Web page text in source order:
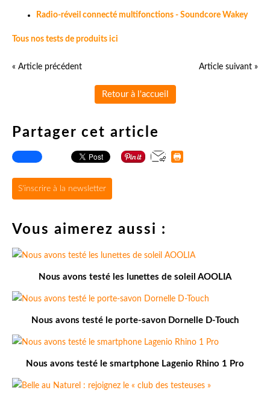
Radio-réveil connecté multifonctions - Soundcore Wakey
Tous nos tests de produits ici
« Article précédent Article suivant »
Retour à l'accueil
Partager cet article
S'inscrire à la newsletter
Vous aimerez aussi :
Nous avons testé les lunettes de soleil AOOLIA
Nous avons testé le porte-savon Dornelle D-Touch
Nous avons testé le smartphone Lagenio Rhino 1 Pro